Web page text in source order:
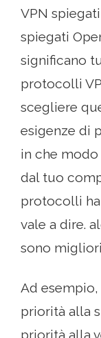
VPN
spiegati
significano
protocolli
scegliere
esigenze di
in che
dal tuo
protocolli
vale a dire.
sono
Ad
priorità alla
priorità alla